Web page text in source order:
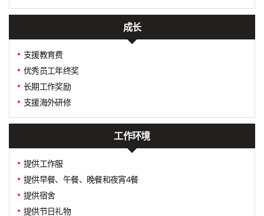
成长
支援教育费
优秀员工年终奖
长期工作奖励
支援海外研修
工作环境
提供工作服
提供早餐、午餐、晚餐和夜宵4餐
提供宿舍
提供节日礼物